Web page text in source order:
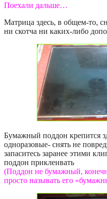
Поехали дальше…
Матрица здесь, в общем-то,
ни скотча ни каких-либо
Бумажный поддон крепится
одноразовые- снять не
запаситесь заранее этими
поддон приклеивать
(Поддон не бумажный,
просто называть его